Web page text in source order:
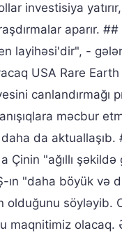
investisiya
aparır.
layihəsi'dir", -
USA Rare
canlandırmağı
məcbur
da aktuallaşıb.
Çinin "ağıllı
ın "daha böyük və
söyləyib.
maqnitimiz